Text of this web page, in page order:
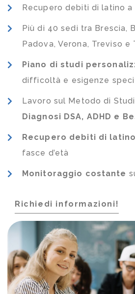
Recupero debiti di latino a
Più di 40 sedi tra Brescia,
Padova, Verona, Treviso e
Piano di studi
difficoltà e esigenze
Lavoro sul Metodo di
Diagnosi DSA, ADHD e
Recupero debiti di latino
fasce d’età
Monitoraggio costante
Richiedi informazioni!